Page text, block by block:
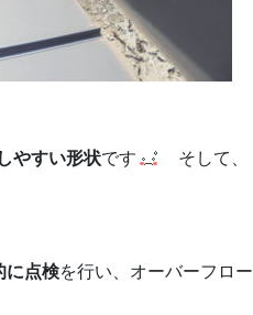
やすい形状です
そして、
に点検を行い、オーバーフロー